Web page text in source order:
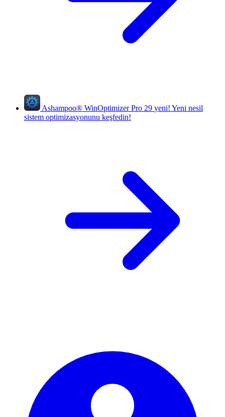
Ashampoo® WinOptimizer Pro 29 yeni! Yeni nesil
sistem optimizasyonunu keşfedin!